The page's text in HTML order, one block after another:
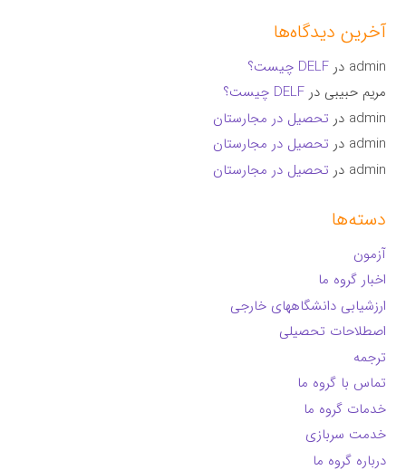
آخرین دیدگاه‌ها
admin درDELF چیست؟
مریم حبیبی درDELF چیست؟
admin در تحصیل در مجارستان
admin در تحصیل در مجارستان
admin در تحصیل در مجارستان
دسته‌ها
آزمون
اخبار گروه ما
ارزشیابی دانشگاههای خارجی
اصطلاحات تحصیلی
ترجمه
تماس با گروه ما
خدمات گروه ما
خدمت سربازی
درباره گروه ما